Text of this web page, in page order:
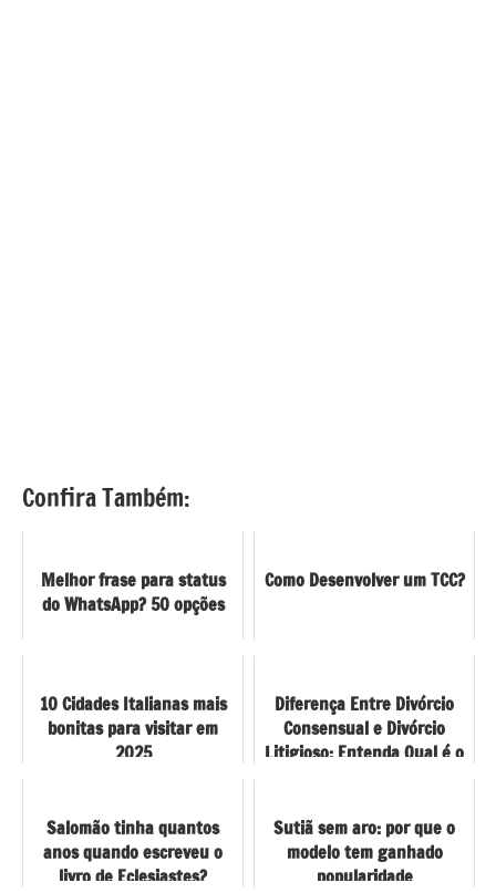
Confira Também:
Melhor frase para status
do WhatsApp? 50 opções
Como Desenvolver um TCC?
10 Cidades Italianas mais
bonitas para visitar em
2025
Diferença Entre Divórcio
Consensual e Divórcio
Litigioso: Entenda Qual é o
Salomão tinha quantos
anos quando escreveu o
livro de Eclesiastes?
Sutiã sem aro: por que o
modelo tem ganhado
popularidade